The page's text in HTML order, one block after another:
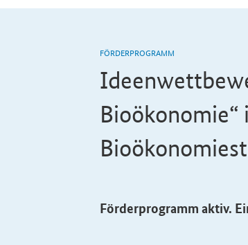
FÖRDERPROGRAMM
Förderprogramm aktiv.